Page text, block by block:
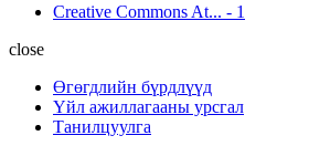
Creative Commons At... - 1
close
Өгөгдлийн бүрдлүүд
Үйл ажиллагааны урсгал
Танилцуулга